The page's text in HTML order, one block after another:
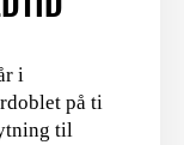
i
på ti
til